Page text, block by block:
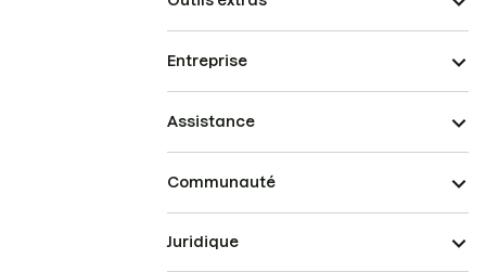
Entreprise
Assistance
Communauté
Juridique